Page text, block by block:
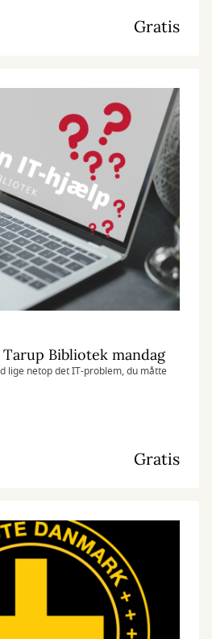
Gratis
Bibliotek mandag
lige netop det IT-problem, du måtte
Gratis